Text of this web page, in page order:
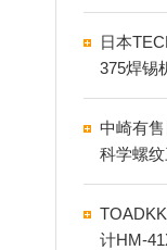
日本
375焊锡
中崎有
科学螺
00F
计HM-